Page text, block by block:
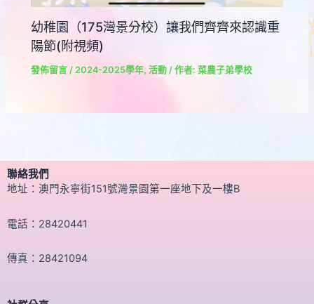
幼稚園（175灣景分校）讓我們齊齊來認識重
陽節(附視頻)
發佈留言 / 2024-2025學年,活動 / 作者:菜農子弟學校
聯絡我們
地址：澳門永寧街151號灣景園第一座地下及一樓B
電話：28420441
傳真：28421094